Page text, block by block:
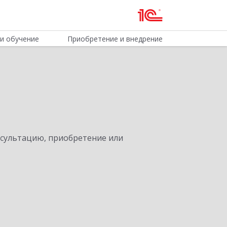
обучение Приобретение и внедрение
приобретение или